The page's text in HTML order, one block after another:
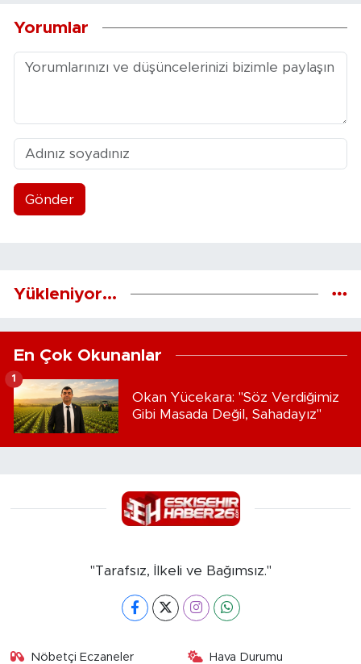
Yorumlar
Gönder
Yükleniyor...
En Çok Okunanlar
Okan Yücekara: "Söz Verdiğimiz
Gibi Masada Değil, Sahadayız"
1
"Tarafsız, İlkeli ve Bağımsız."
Nöbetçi Eczaneler Hava Durumu